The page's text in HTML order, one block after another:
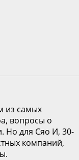
из самых
вопросы о
Но для Сяо И, 30-
компаний,